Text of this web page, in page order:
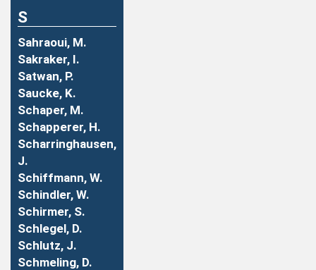
S
Sahraoui, M.
Sakraker, I.
Satwan, P.
Saucke, K.
Schaper, M.
Schapperer, H.
Scharringhausen,
J.
Schiffmann, W.
Schindler, W.
Schirmer, S.
Schlegel, D.
Schlutz, J.
Schmeling, D.